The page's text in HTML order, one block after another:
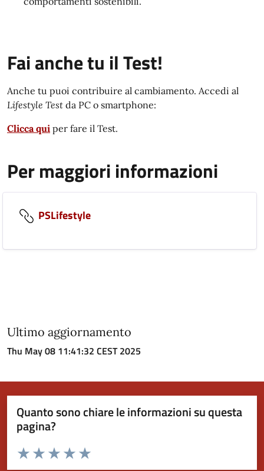
Fai anche tu il Test!
Anche tu puoi contribuire al cambiamento. Accedi al
Lifestyle Test da PC o smartphone:
Clicca qui per fare il Test.
Per maggiori informazioni
PSLifestyle
Ultimo aggiornamento
Thu May 08 11:41:32 CEST 2025
Quanto sono chiare le informazioni su questa
pagina?
Valuta da 1 a 5 stelle la pagina
Valuta 5 stelle su 5
Valuta 4 stelle su 5
Valuta 3 stelle su 5
Valuta 2 stelle su 5
Valuta 1 stelle su 5